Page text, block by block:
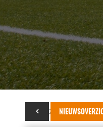
22 juni 2022